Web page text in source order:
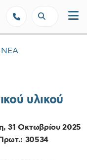
ΝΕΑ
υλικού
31Οκτωβρίου2025
30534